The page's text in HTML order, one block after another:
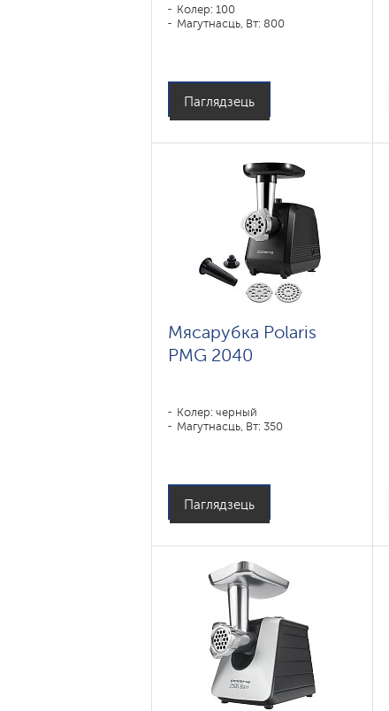
Колер: 100
Магутнасць, Вт: 800
Паглядзець
Мясарубка Polaris
PMG 2040
Колер: черный
Магутнасць, Вт: 350
Паглядзець